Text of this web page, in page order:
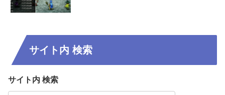
サイト内 検索
サイト内 検索